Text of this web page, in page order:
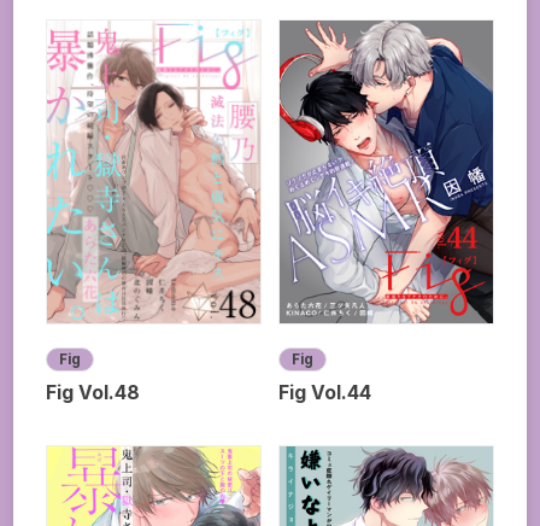
Fig
Fig Vol.48
Fig
Fig Vol.44